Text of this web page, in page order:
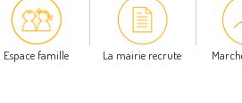
Espace famille La mairie recrute